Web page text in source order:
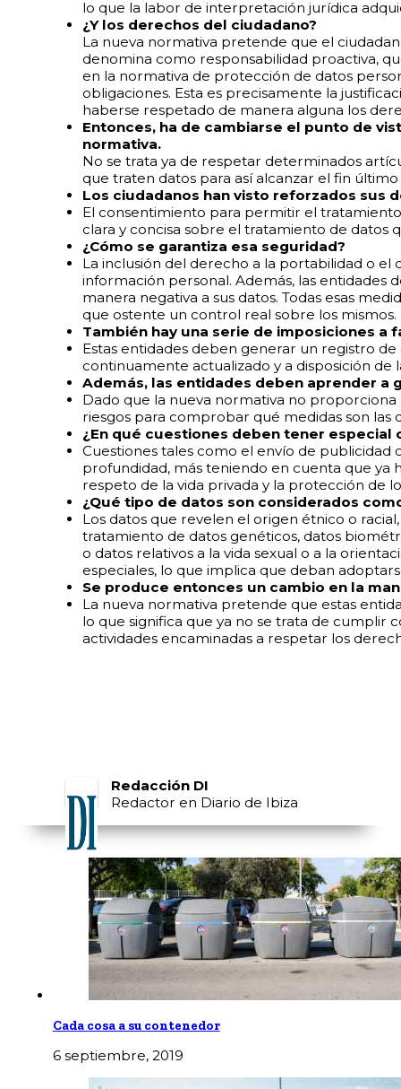
lo que la labor de interpretación jurídica
¿Y los derechos del ciudadano?
La nueva normativa pretende que el
denomina como responsabilidad proactiva,
en la normativa de protección de datos
obligaciones. Esta es precisamente la
haberse respetado de manera alguna los
Entonces, ha de cambiarse el punto de
normativa.
No se trata ya de respetar determinados
que traten datos para así alcanzar el fin
Los ciudadanos han visto reforzados sus
El consentimiento para permitir el
clara y concisa sobre el tratamiento de
¿Cómo se garantiza esa seguridad?
La inclusión del derecho a la portabilidad o
información personal. Además, las entidades
manera negativa a sus datos. Todas esas
que ostente un control real sobre los mismos.
También hay una serie de imposiciones
Estas entidades deben generar un registro
continuamente actualizado y a disposición de
Además, las entidades deben aprender a
Dado que la nueva normativa no
riesgos para comprobar qué medidas son las
¿En qué cuestiones deben tener especial
Cuestiones tales como el envío de publicidad
profundidad, más teniendo en cuenta que ya
respeto de la vida privada y la protección de
¿Qué tipo de datos son considerados
Los datos que revelen el origen étnico o
tratamiento de datos genéticos, datos
o datos relativos a la vida sexual o a la
especiales, lo que implica que deban
Se produce entonces un cambio en la
La nueva normativa pretende que estas
lo que significa que ya no se trata de cumplir
actividades encaminadas a respetar los
Redacción DI
Redactor en Diario de Ibiza
Cada cosa a su contenedor
6 septiembre, 2019